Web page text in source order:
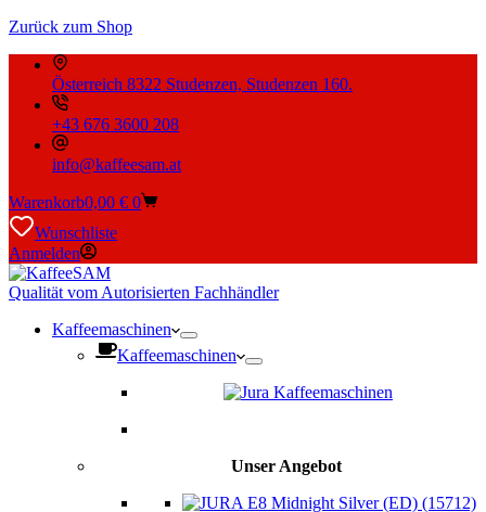
Zurück zum Shop
Österreich 8322 Studenzen, Studenzen 160.
+43 676 3600 208
info@kaffeesam.at
Warenkorb0,00 € 0
Wunschliste
Anmelden
Qualität vom Autorisierten Fachhändler
Kaffeemaschinen
Kaffeemaschinen
Unser Angebot